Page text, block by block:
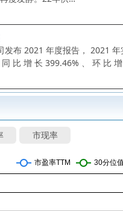
年度报告， 2021 年实
增 长 399.46% 、 环 比
市现率